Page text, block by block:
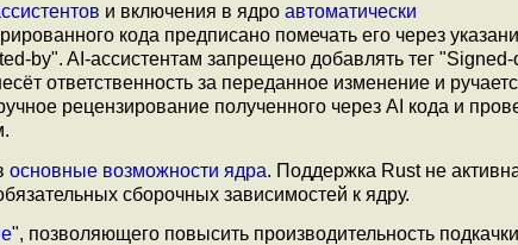
и включения в ядро автоматически
кода предписано помечать его через
by". AI-ассистентам запрещено добавлять тег "Signed-
ответственность за переданное изменение и
рецензирование полученного через AI кода и
основные возможности ядра. Поддержка Rust не
сборочных зависимостей к ядру.
", позволяющего повысить производительность